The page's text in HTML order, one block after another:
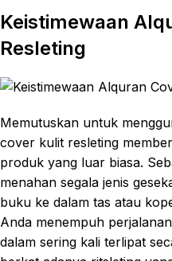
Keistimewaan
Resleting
Memutuskan untuk
cover kulit resleting
produk yang luar biasa.
menahan segala jenis
buku ke dalam tas atau
Anda menempuh
dalam sering kali terlipat